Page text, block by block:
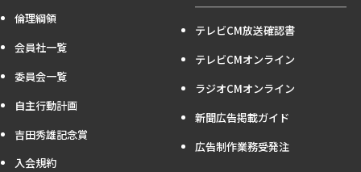
倫理綱領
会員社一覧
委員会一覧
自主行動計画
吉田秀雄記念賞
入会規約
テレビCM放送確認書
テレビCMオンライン
ラジオCMオンライン
新聞広告掲載ガイド
広告制作業務受発注